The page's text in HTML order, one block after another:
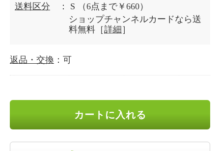
送料区分 ： S
（6点まで￥660）
ショップチャンネルカードなら送
料無料［詳細 ］
返品・交換 ：可
カートに入れる